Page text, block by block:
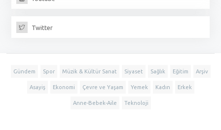
Twitter
Gündem Spor Müzik & Kültür Sanat Siyaset Sağlık Eğitim Arşiv
Asayiş Ekonomi Çevre ve Yaşam Yemek Kadın Erkek
Anne-Bebek-Aile Teknoloji